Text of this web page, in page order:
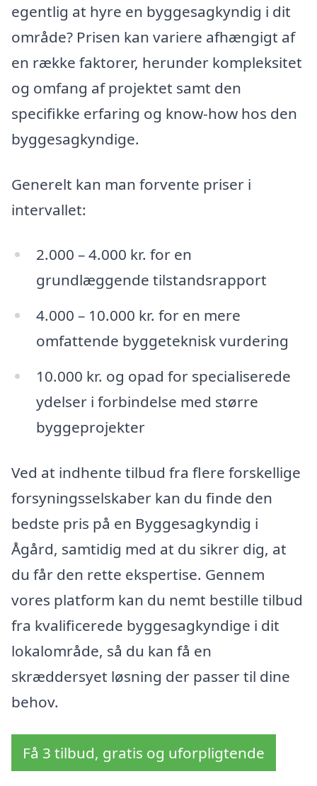
egentlig at hyre en byggesagkyndig i dit
område? Prisen kan variere afhængigt af
en række faktorer, herunder kompleksitet
og omfang af projektet samt den
specifikke erfaring og know-how hos den
byggesagkyndige.
Generelt kan man forvente priser i
intervallet:
2.000 – 4.000 kr. for en
grundlæggende tilstandsrapport
4.000 – 10.000 kr. for en mere
omfattende byggeteknisk vurdering
10.000 kr. og opad for specialiserede
ydelser i forbindelse med større
byggeprojekter
Ved at indhente tilbud fra flere forskellige
forsyningsselskaber kan du finde den
bedste pris på en Byggesagkyndig i
Ågård, samtidig med at du sikrer dig, at
du får den rette ekspertise. Gennem
vores platform kan du nemt bestille tilbud
fra kvalificerede byggesagkyndige i dit
lokalområde, så du kan få en
skræddersyet løsning der passer til dine
behov.
Få 3 tilbud, gratis og uforpligtende